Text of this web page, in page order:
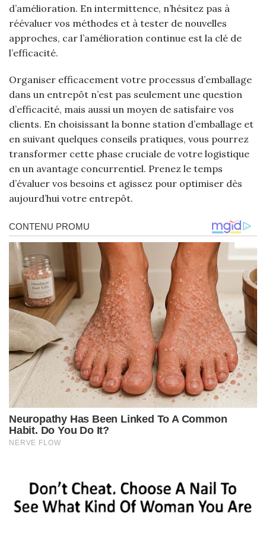
d’amélioration. En intermittence, n’hésitez pas à
réévaluer vos méthodes et à tester de nouvelles
approches, car l’amélioration continue est la clé de
l’efficacité.
Organiser efficacement votre processus d’emballage
dans un entrepôt n’est pas seulement une question
d’efficacité, mais aussi un moyen de satisfaire vos
clients. En choisissant la bonne station d’emballage et
en suivant quelques conseils pratiques, vous pourrez
transformer cette phase cruciale de votre logistique
en un avantage concurrentiel. Prenez le temps
d’évaluer vos besoins et agissez pour optimiser dès
aujourd’hui votre entrepôt.